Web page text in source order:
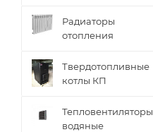
Радиаторы
отопления
Твердотопливные
котлы КП
Тепловентиляторы
водяные